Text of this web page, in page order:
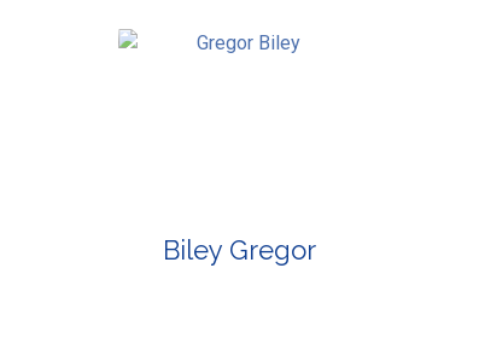
Biley Gregor